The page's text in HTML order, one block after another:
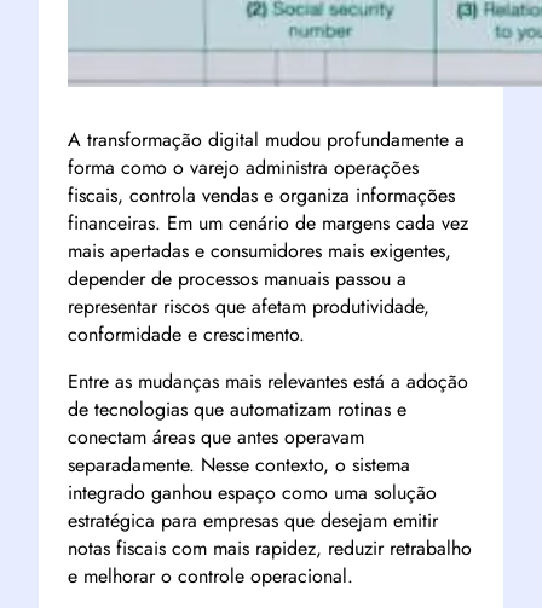
A transformação digital mudou profundamente a
forma como o varejo administra operações
fiscais, controla vendas e organiza informações
financeiras. Em um cenário de margens cada vez
mais apertadas e consumidores mais exigentes,
depender de processos manuais passou a
representar riscos que afetam produtividade,
conformidade e crescimento.
Entre as mudanças mais relevantes está a adoção
de tecnologias que automatizam rotinas e
conectam áreas que antes operavam
separadamente. Nesse contexto, o sistema
integrado ganhou espaço como uma solução
estratégica para empresas que desejam emitir
notas fiscais com mais rapidez, reduzir retrabalho
e melhorar o controle operacional.